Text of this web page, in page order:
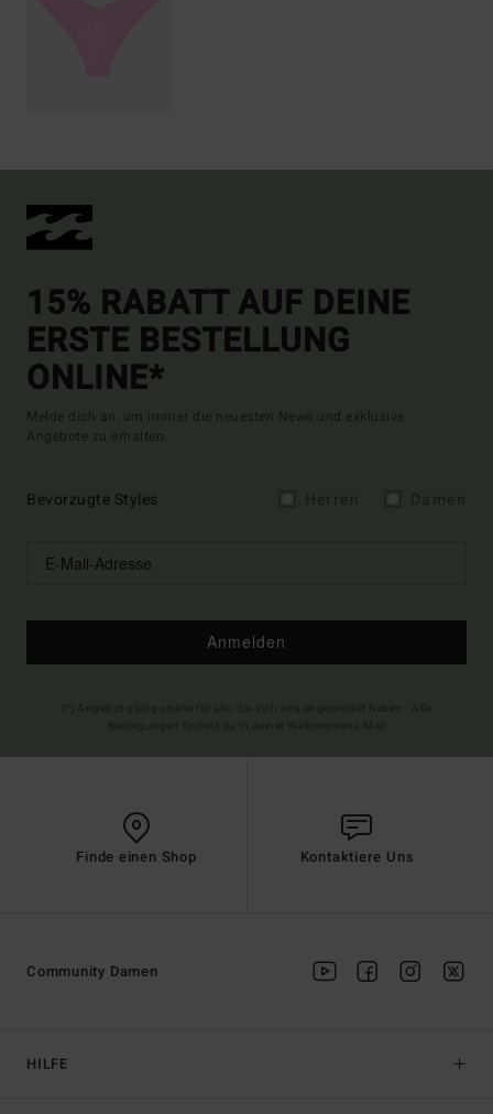
15% RABATT AUF DEINE
ERSTE BESTELLUNG
ONLINE*
Melde dich an, um immer die neuesten News und exklusive
Angebote zu erhalten.
Bevorzugte Styles
Anmelden
Finde einen Shop Kontaktiere Uns
HILFE
Community Damen